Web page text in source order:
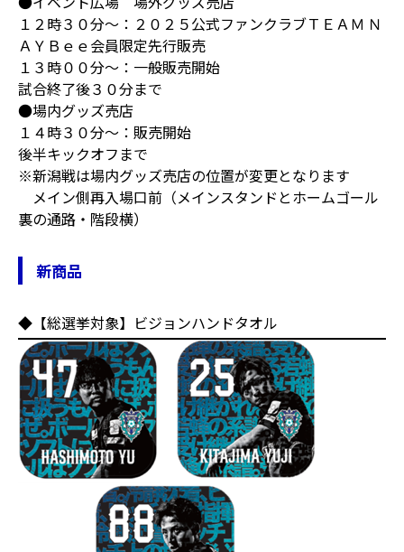
１２時３０分～：２０２５公式ファンクラブＴＥＡＭ Ｎ
ＡＹＢｅｅ会員限定先行販売
１３時００分～：一般販売開始
試合終了後３０分まで
●場内グッズ売店
１４時３０分～：販売開始
後半キックオフまで
※新潟戦は場内グッズ売店の位置が変更となります
メイン側再入場口前（メインスタンドとホームゴール
裏の通路・階段横）
新商品
◆【総選挙対象】ビジョンハンドタオル